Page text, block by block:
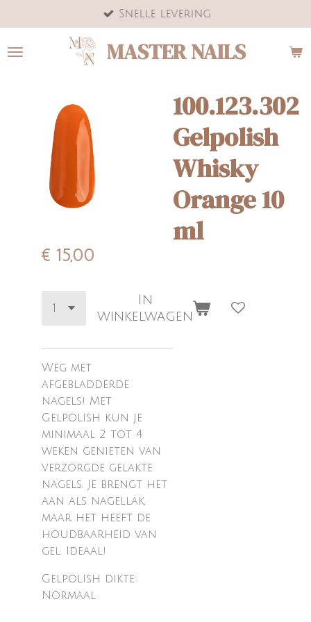
direct
naar
MASTER NAILS
Snelle levering
100.123.302
Gelpolish
Whisky
Orange 10
ml
€ 15,00
In
winkelwagen
Weg met
afgebladderde
nagels! Met
Gelpolish kun je
minimaal 2 tot 4
weken genieten van
verzorgde gelakte
nagels. Je brengt het
aan als nagellak,
maar het heeft de
houdbaarheid van
gel. Ideaal!
Gelpolish dikte:
Normaal